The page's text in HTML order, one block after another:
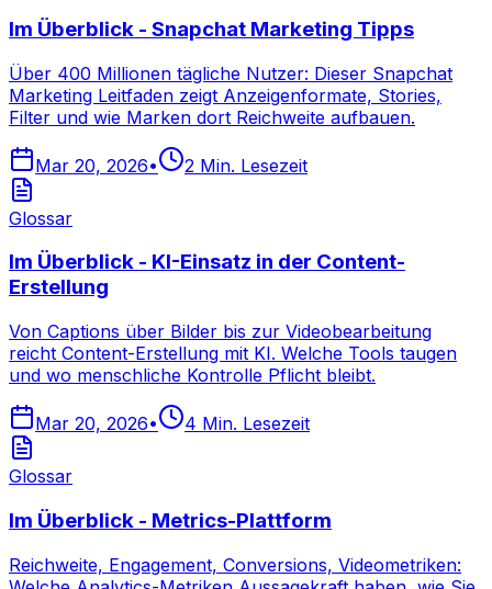
Im Überblick - Snapchat Marketing Tipps
Über 400 Millionen tägliche Nutzer: Dieser Snapchat
Marketing Leitfaden zeigt Anzeigenformate, Stories,
Filter und wie Marken dort Reichweite aufbauen.
Mar 20, 2026• 2 Min. Lesezeit
Glossar
Im Überblick - KI-Einsatz in der Content-
Erstellung
Von Captions über Bilder bis zur Videobearbeitung
reicht Content-Erstellung mit KI. Welche Tools taugen
und wo menschliche Kontrolle Pflicht bleibt.
Mar 20, 2026• 4 Min. Lesezeit
Glossar
Im Überblick - Metrics-Plattform
Reichweite, Engagement, Conversions, Videometriken: